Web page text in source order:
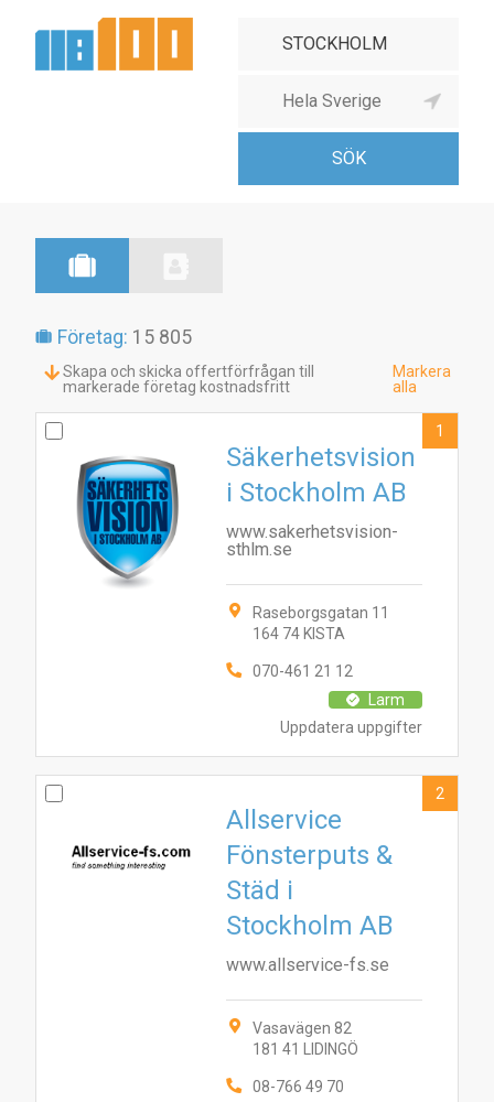
Företag: 15 805
Skapa och skicka offertförfrågan till
markerade företag kostnadsfritt
Markera
alla
Uppdatera uppgifter
Säkerhetsvision
i Stockholm AB
www.sakerhetsvision-
sthlm.se
Raseborgsgatan 11
164 74 KISTA
070-461 21 12
Larm
1
Allservice
Fönsterputs &
Städ i
Stockholm AB
www.allservice-fs.se
Vasavägen 82
181 41 LIDINGÖ
08-766 49 70
2